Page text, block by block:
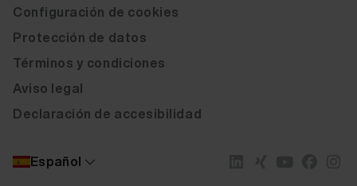
Español
Configuración de cookies
Protección de datos
Términos y condiciones
Aviso legal
Declaración de accesibilidad